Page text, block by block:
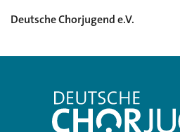
Deutsche Chorjugend e.V.